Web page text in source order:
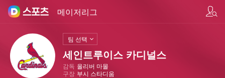
메이저리그
세인트루이스 카디널스
감독 올리버 마몰
구장 부시 스타디움
팀 선택